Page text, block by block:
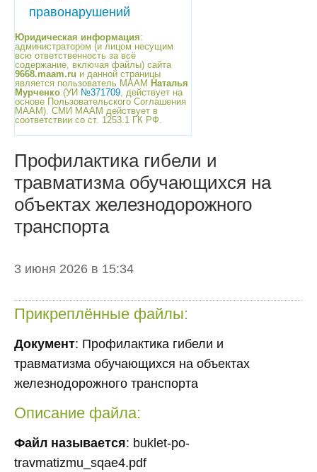
правонарушений
Юридическая информация:
администратором (и лицом несущим
всю ответственность за всё
содержание, включая файлы) сайта
9668.maam.ru и данной страницы
является пользователь МААМ Наталья
Мурченко (УИ №371709, действует на
основе Пользовательского Соглашения
МААМ). СМИ МААМ действует в
соответствии со ст. 1253.1 ГК РФ.
Профилактика гибели и
травматизма обучающихся на
объектах железнодорожного
транспорта
3 июня 2026 в 15:34
Прикреплённые файлы:
Документ: Профилактика гибели и
травматизма обучающихся на объектах
железнодорожного транспорта
Описание файла:
Файл называется: buklet-po-
travmatizmu_sqae4.pdf